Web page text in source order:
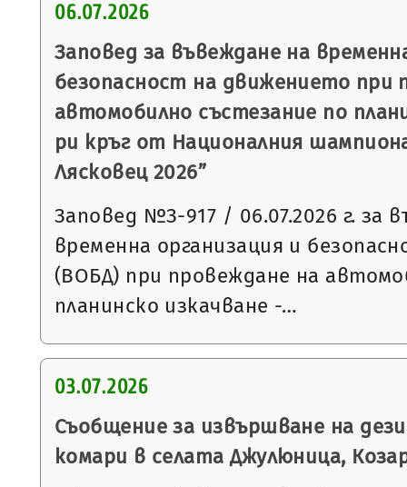
06.07.2026
Заповед за въвеждане на
безопасност на движението при
автомобилно състезание по
ри кръг от Националния
Лясковец 2026”
Заповед №З-917 / 06.07.2026 г. за
временна организация и
(ВОБД) при провеждане на
планинско изкачване -…
03.07.2026
Съобщение за извършване на
комари в селата Джулюница,